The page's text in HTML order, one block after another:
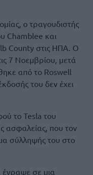
ο τραγουδιστής
Chamblee και
County στις ΗΠΑ. Ο
7 Νοεμβρίου, μετά
από το Roswell
του δεν έχει
το Tesla του
ασφαλείας, που τον
σύλληψής του στο
έγραψε σε μια